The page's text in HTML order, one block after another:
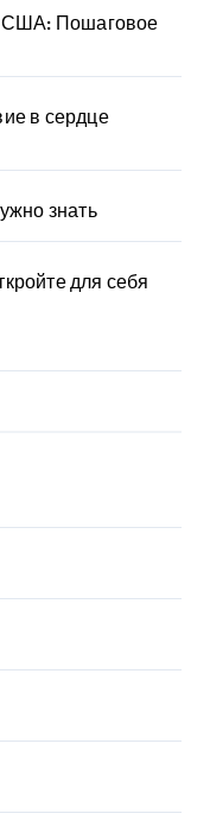
США: Пошаговое
в сердце
знать
для себя